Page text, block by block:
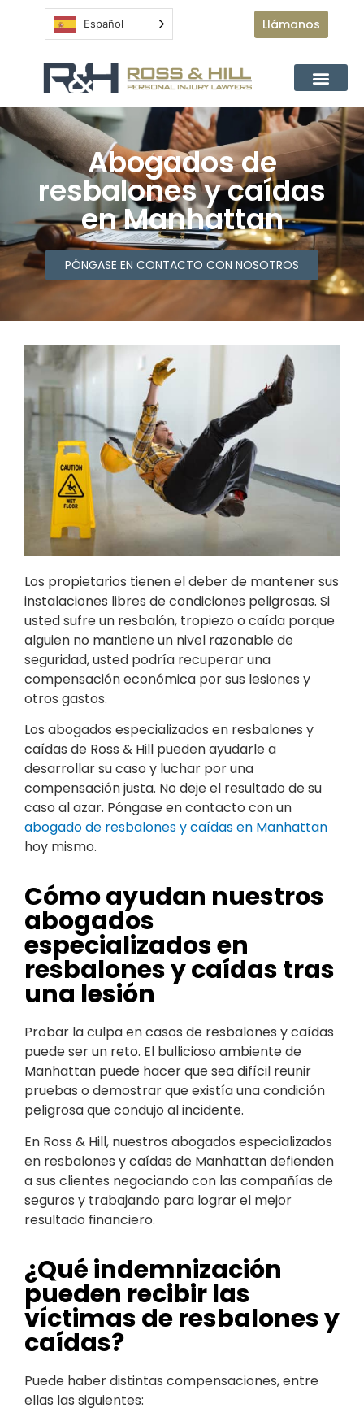
Español Llámanos
Abogados de
resbalones y caídas
en Manhattan
PÓNGASE EN CONTACTO CON NOSOTROS
Los propietarios tienen el deber de mantener sus
instalaciones libres de condiciones peligrosas. Si
usted sufre un resbalón, tropiezo o caída porque
alguien no mantiene un nivel razonable de
seguridad, usted podría recuperar una
compensación económica por sus lesiones y
otros gastos.
Los abogados especializados en resbalones y
caídas de Ross & Hill pueden ayudarle a
desarrollar su caso y luchar por una
compensación justa. No deje el resultado de su
caso al azar. Póngase en contacto con un
abogado de resbalones y caídas en Manhattan
hoy mismo.
Cómo ayudan nuestros
abogados
especializados en
resbalones y caídas tras
una lesión
Probar la culpa en casos de resbalones y caídas
puede ser un reto. El bullicioso ambiente de
Manhattan puede hacer que sea difícil reunir
pruebas o demostrar que existía una condición
peligrosa que condujo al incidente.
En Ross & Hill, nuestros abogados especializados
en resbalones y caídas de Manhattan defienden
a sus clientes negociando con las compañías de
seguros y trabajando para lograr el mejor
resultado financiero.
¿Qué indemnización
pueden recibir las
víctimas de resbalones y
caídas?
Puede haber distintas compensaciones, entre
ellas las siguientes: